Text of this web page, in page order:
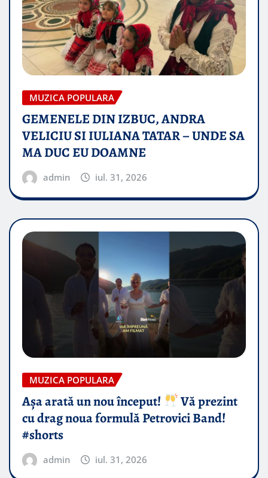
MUZICA POPULARA
GEMENELE DIN IZBUC, ANDRA
VELICIU SI IULIANA TATAR – UNDE SA
MA DUC EU DOAMNE
admin iul. 31, 2026
MUZICA POPULARA
Așa arată un nou început!
Vă prezint
cu drag noua formulă Petrovici Band!
#shorts
admin iul. 31, 2026